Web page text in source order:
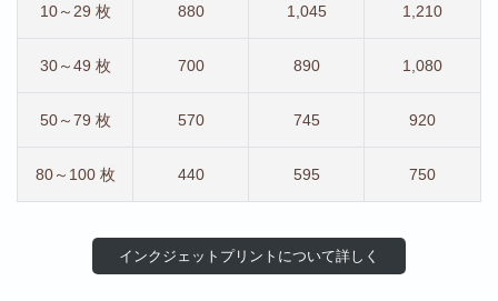
10～29 枚 880 1,045 1,210
30～49 枚 700 890 1,080
50～79 枚 570 745 920
80～100 枚 440 595 750
インクジェットプリントについて詳しく